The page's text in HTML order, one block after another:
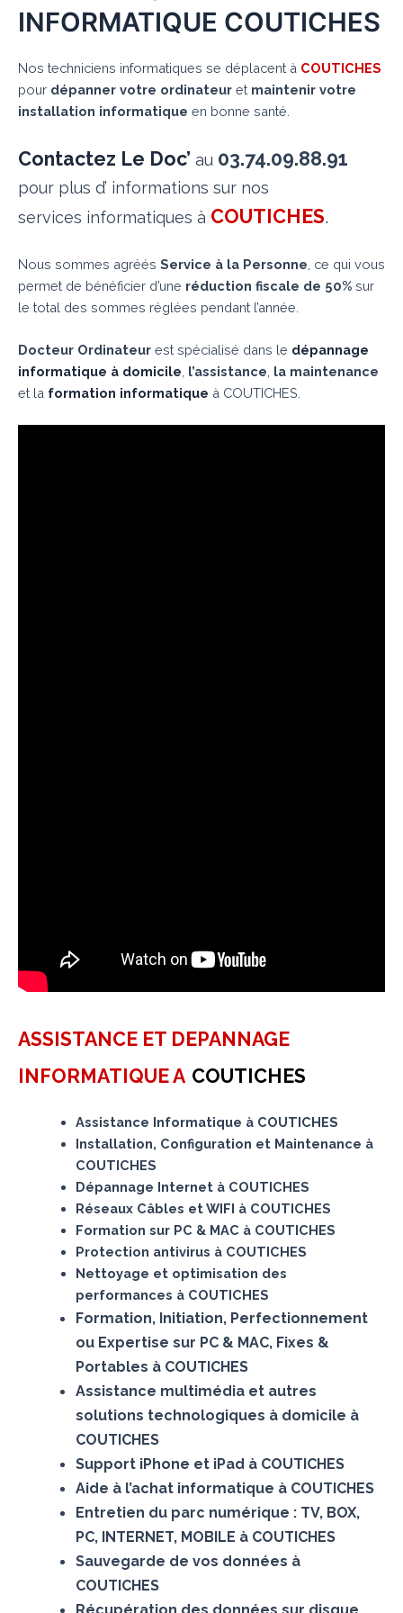
INFORMATIQUE COUTICHES
Nos techniciens informatiques se déplacent à COUTICHES
pour dépanner votre ordinateur et maintenir votre
installation informatique en bonne santé.
Contactez Le Doc’ au 03.74.09.88.91
pour plus d’ informations sur nos
services informatiques à COUTICHES.
Nous sommes agréés Service à la Personne , ce qui vous
permet de bénéficier d’une réduction fiscale de 50% sur
le total des sommes réglées pendant l’année.
Docteur Ordinateur est spécialisé dans le dépannage
informatique à domicile l’assistance la maintenance
et la formation informatique à COUTICHES.
ASSISTANCE ET DEPANNAGE
INFORMATIQUE A COUTICHES
Assistance Informatique à COUTICHES
Installation, Configuration et Maintenance à
COUTICHES
Dépannage Internet à COUTICHES
Réseaux Câbles et WIFI à COUTICHES
Formation sur PC & MAC à COUTICHES
Protection antivirus à COUTICHES
Nettoyage et optimisation des
performances à COUTICHES
Formation, Initiation, Perfectionnement
ou Expertise sur PC & MAC, Fixes &
Portables à COUTICHES
Assistance multimédia et autres
solutions technologiques à domicile à
COUTICHES
Support iPhone et iPad à COUTICHES
Aide à l’achat informatique à COUTICHES
Entretien du parc numérique : TV, BOX,
PC, INTERNET, MOBILE à COUTICHES
Sauvegarde de vos données à
COUTICHES
Récupération des données sur disque